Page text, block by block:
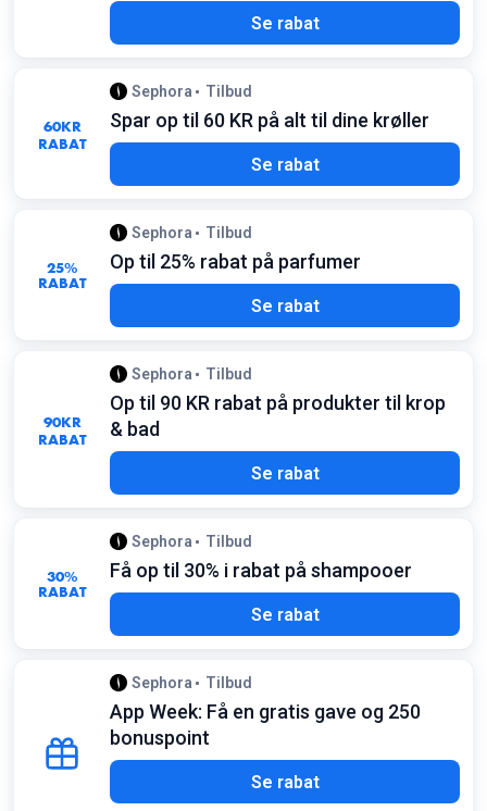
Se rabat
60KR
RABAT
Sephora Tilbud
Spar op til 60 KR på alt til dine krøller
Se rabat
25%
RABAT
Sephora Tilbud
Op til 25% rabat på parfumer
Se rabat
90KR
RABAT
Sephora Tilbud
Op til 90 KR rabat på produkter til krop
& bad
Se rabat
30%
RABAT
Sephora Tilbud
Få op til 30% i rabat på shampooer
Se rabat
Sephora Tilbud
App Week: Få en gratis gave og 250
bonuspoint
Se rabat